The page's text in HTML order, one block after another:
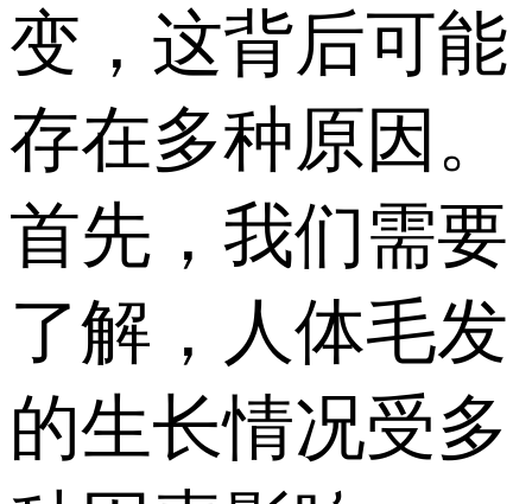
变，这背后可能
存在多种原因。
首先，我们需要
了解，人体毛发
的生长情况受多